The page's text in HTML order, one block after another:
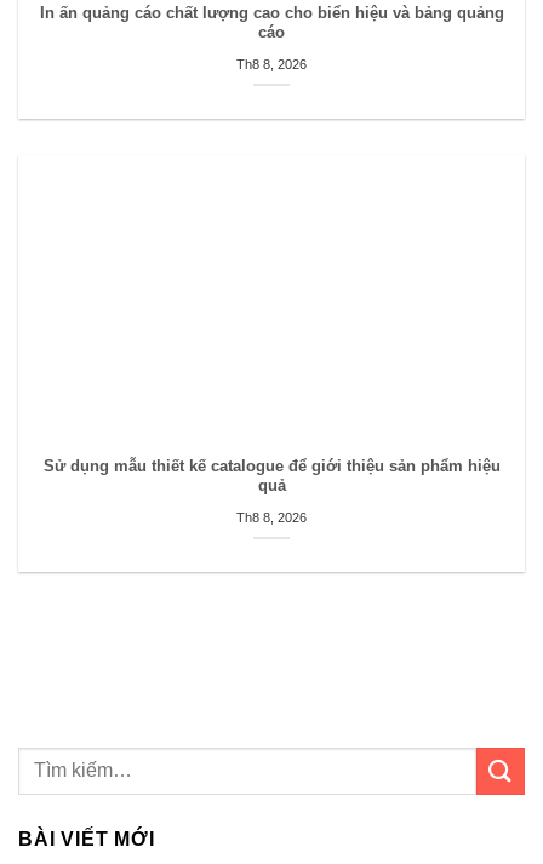
In ấn quảng cáo chất lượng cao cho biển hiệu và bảng quảng
cáo
Th8 8, 2026
Sử dụng mẫu thiết kế catalogue để giới thiệu sản phẩm hiệu
quả
Th8 8, 2026
BÀI VIẾT MỚI